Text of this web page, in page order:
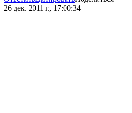
26 дек. 2011 г., 17:00:34